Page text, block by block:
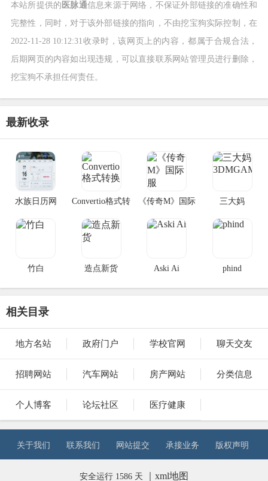
本站所提供的 医脉通信息来源于网络，不保证外部链接的准确性和
完整性，同时，对于该外部链接的指向，不由挖宝狗实际控制，在
2022-11-28 10:12:31收录时，该网页上的内容，都属于合规合法，
后期网页的内容如出现违规，可以直接联系网站管理员进行删除，
挖宝狗不承担任何责任。
最新收录
水族日历网
Convertio格式转
《传奇M》国际
三大妈
竹白 造点新货 Aski Ai phind
相关目录
地方名站 政府门户 学校官网 聊天交友
招聘网站 汽车网站 房产网站 分类信息
个人博客 论坛社区 医疗健康
关于我们 联系我们 网站提交 承接业务 版权声明
安全运行 1586 天 xml地图